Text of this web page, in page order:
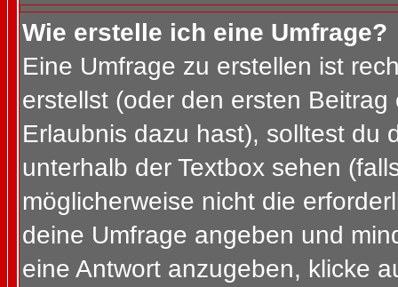
Wie erstelle ich eine Umfrage?
Eine Umfrage zu erstellen ist
erstellst (oder den ersten
Erlaubnis dazu hast), solltest du
unterhalb der Textbox sehen
möglicherweise nicht die
deine Umfrage angeben und
eine Antwort anzugeben, klicke